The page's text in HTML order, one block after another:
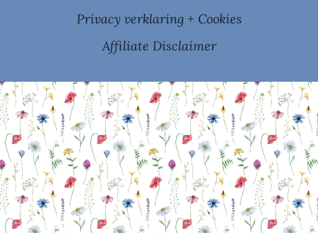
Privacy verklaring + Cookies
Affiliate Disclaimer